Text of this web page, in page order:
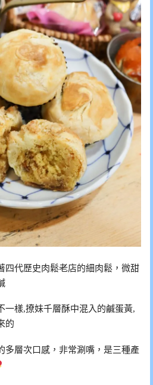
四代歷史肉鬆老店的細肉鬆，微甜
一樣,撩妹千層酥中混入的鹹蛋黃,
的
多層次口感，非常涮嘴，是三種產